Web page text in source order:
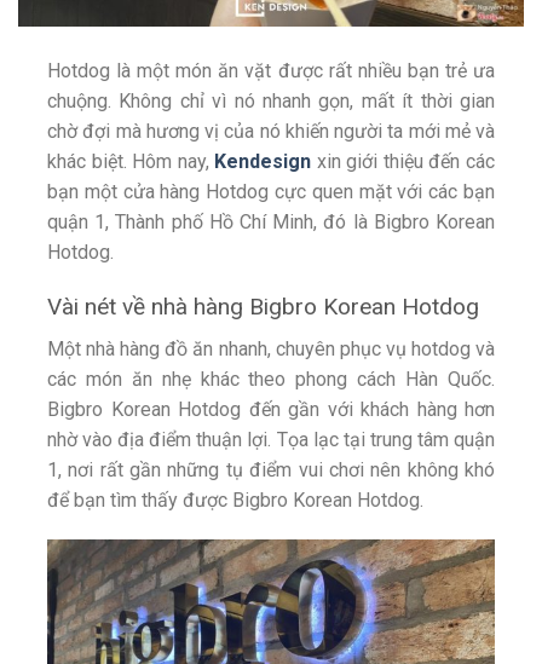
Hotdog là một món ăn vặt được rất nhiều bạn trẻ ưa
chuộng. Không chỉ vì nó nhanh gọn, mất ít thời gian
chờ đợi mà hương vị của nó khiến người ta mới mẻ và
khác biệt. Hôm nay, Kendesign xin giới thiệu đến các
bạn một cửa hàng Hotdog cực quen mặt với các bạn
quận 1, Thành phố Hồ Chí Minh, đó là Bigbro Korean
Hotdog.
Vài nét về nhà hàng Bigbro Korean Hotdog
Một nhà hàng đồ ăn nhanh, chuyên phục vụ hotdog và
các món ăn nhẹ khác theo phong cách Hàn Quốc.
Bigbro Korean Hotdog đến gần với khách hàng hơn
nhờ vào địa điểm thuận lợi. Tọa lạc tại trung tâm quận
1, nơi rất gần những tụ điểm vui chơi nên không khó
để bạn tìm thấy được Bigbro Korean Hotdog.